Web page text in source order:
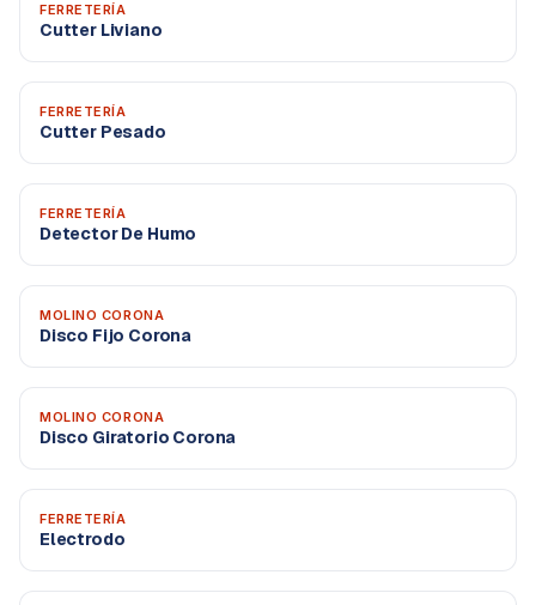
FERRETERÍA
Cutter Liviano
FERRETERÍA
Cutter Pesado
FERRETERÍA
Detector De Humo
MOLINO CORONA
Disco Fijo Corona
MOLINO CORONA
Disco Giratorio Corona
FERRETERÍA
Electrodo